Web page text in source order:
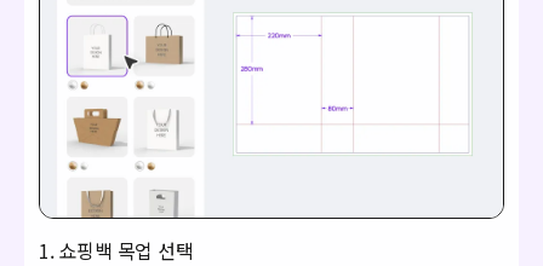
1. 쇼핑백 목업 선택